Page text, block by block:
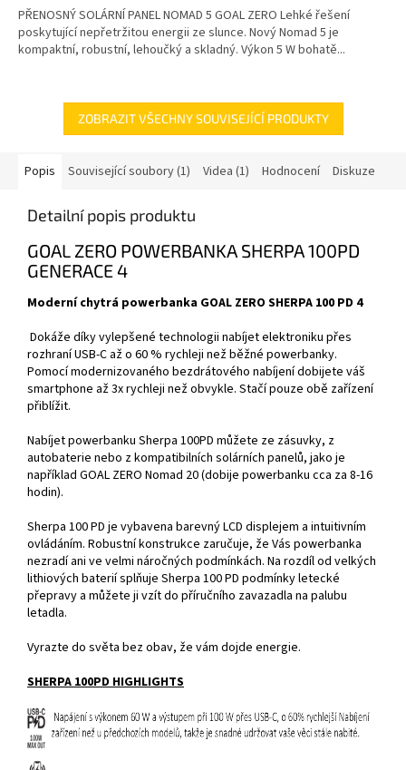
PŘENOSNÝ SOLÁRNÍ PANEL NOMAD 5 GOAL ZERO Lehké řešení
poskytující nepřetržitou energii ze slunce. Nový Nomad 5 je
kompaktní, robustní, lehoučký a skladný. Výkon 5 W bohatě...
ZOBRAZIT VŠECHNY SOUVISEJÍCÍ PRODUKTY
Popis Související soubory (1) Videa (1) Hodnocení Diskuze
Detailní popis produktu
GOAL ZERO POWERBANKA SHERPA 100PD
GENERACE 4
Moderní chytrá powerbanka GOAL ZERO SHERPA 100 PD 4
Dokáže díky vylepšené technologii nabíjet elektroniku přes
rozhraní USB-C až o 60 % rychleji než běžné powerbanky.
Pomocí modernizovaného bezdrátového nabíjení dobijete váš
smartphone až 3x rychleji než obvykle. Stačí pouze obě zařízení
přiblížit.
Nabíjet powerbanku Sherpa 100PD můžete ze zásuvky, z
autobaterie nebo z kompatibilních solárních panelů, jako je
například GOAL ZERO Nomad 20 (dobije powerbanku cca za 8-16
hodin).
Sherpa 100 PD je vybavena barevný LCD displejem a intuitivním
ovládáním. Robustní konstrukce zaručuje, že Vás powerbanka
nezradí ani ve velmi náročných podmínkách. Na rozdíl od velkých
lithiových baterií splňuje Sherpa 100 PD podmínky letecké
přepravy a můžete ji vzít do příručního zavazadla na palubu
letadla.
Vyrazte do světa bez obav, že vám dojde energie.
SHERPA 100PD HIGHLIGHTS